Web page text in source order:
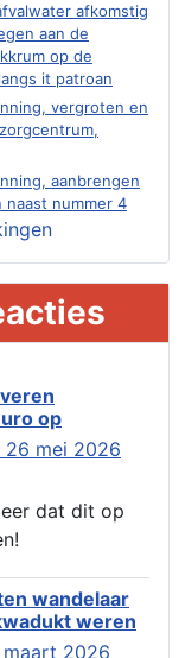
afkomstig
aan de
op de
it patroan
vergroten en
aanbrengen
naast nummer 4
tijdelijk
10 t/m 02-11-
tijdelijk
10 t/m 02-11-
28, 8491 em
veranderen
dakkapel),
van
t.h.v
op
26 mei 2026
dat dit op
wandelaar
weren
maart 2026